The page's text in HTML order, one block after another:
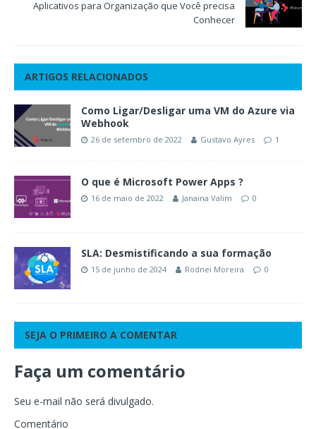
Aplicativos para Organização que Você precisa
Conhecer
ARTIGOS RELACIONADOS
Como Ligar/Desligar uma VM do Azure via
Webhook
26 de setembro de 2022 Gustavo Ayres 1
O que é Microsoft Power Apps ?
16 de maio de 2022 Janaina Valim 0
SLA: Desmistificando a sua formação
15 de junho de 2024 Rodnei Moreira 0
SEJA O PRIMEIRO A COMENTAR
Faça um comentário
Seu e-mail não será divulgado.
Comentário